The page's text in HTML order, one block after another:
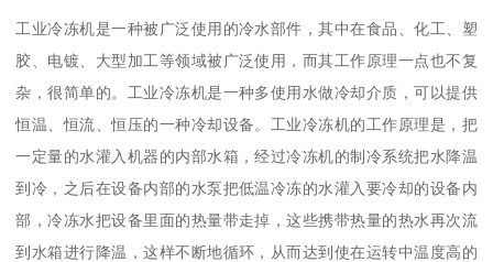
工业冷冻机是一种被广泛使用的冷水部件，其中在食品、化工、塑
胶、电镀、大型加工等领域被广泛使用，而其工作原理一点也不复
杂，很简单的。工业冷冻机是一种多使用水做冷却介质，可以提供
恒温、恒流、恒压的一种冷却设备。工业冷冻机的工作原理是，把
一定量的水灌入机器的内部水箱，经过冷冻机的制冷系统把水降温
到冷，之后在设备内部的水泵把低温冷冻的水灌入要冷却的设备内
部，冷冻水把设备里面的热量带走掉，这些携带热量的热水再次流
到水箱进行降温，这样不断地循环，从而达到使在运转中温度高的